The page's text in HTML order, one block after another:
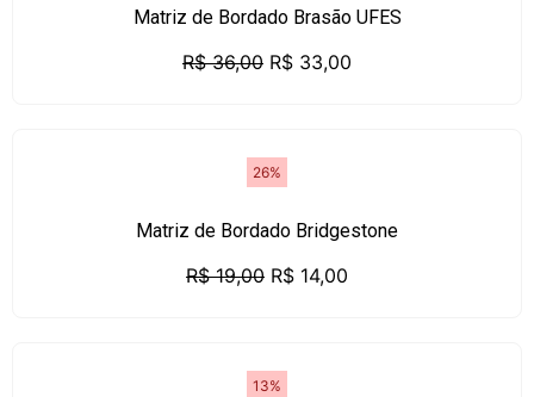
Matriz de Bordado Brasão UFES
R$36,00 R$ 33,00
26%
Matriz de Bordado Bridgestone
R$19,00 R$ 14,00
13%